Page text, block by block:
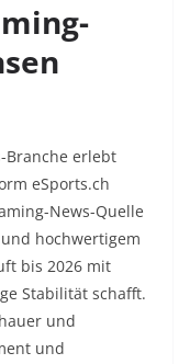
Branche erlebt
eSports.ch
News-Quelle
hochwertigem
bis 2026 mit
Stabilität schafft.
und
und